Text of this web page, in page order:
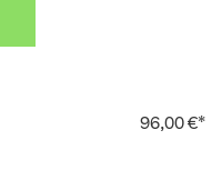
96,00 €*